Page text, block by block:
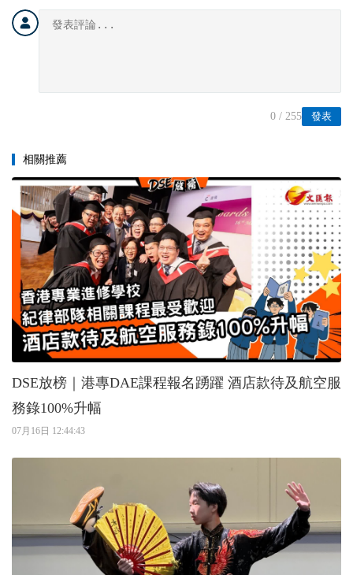
發表
0 / 255
相關推薦
DSE放榜｜港專DAE課程報名踴躍 酒店款待及航空服
務錄100%升幅
07月16日 12:44:43